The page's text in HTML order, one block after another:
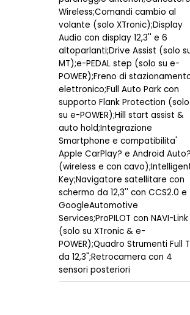
Wireless;Comandi cambio al
volante (solo XTronic);Display
Audio con display 12,3'' e 6
altoparlanti;Drive Assist (solo
MT);e-PEDAL step (solo su e-
POWER);Freno di
elettronico;Full Auto Park con
supporto Flank Protection (solo
su e-POWER);Hill start assist &
auto hold;Integrazione
Smartphone e compatibilita'
Apple CarPlay? e Android Auto?
(wireless e con
Key;Navigatore satellitare con
schermo da 12,3'' con CCS2.0 e
GoogleAutomotive
Services;ProPILOT con NAVI-Link
(solo su XTronic & e-
POWER);Quadro Strumenti Full
da 12,3";Retrocamera con 4
sensori posteriori